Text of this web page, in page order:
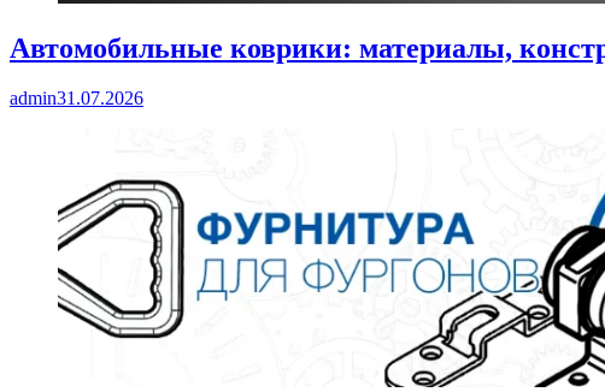
Автомобильные коврики: материалы,
admin31.07.2026